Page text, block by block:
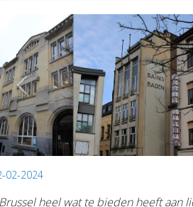
Previous
02-2024
heel wat te bieden heeft aan